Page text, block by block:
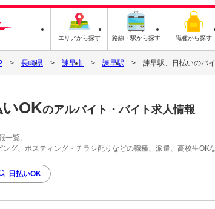
エリアから探す 路線・駅から探す 職種から探す
長崎県 諫早市 諫早駅 諫早駅、日払いのバ
OKのアルバイト・バイト求人情報
一覧。
グ、ポスティング・チラシ配りなどの職種、派遣、高校生OK
日払いOK